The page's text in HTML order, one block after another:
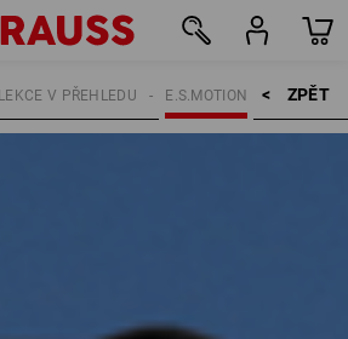
ZPĚT    >
E.S.MOTION
V PŘEHLEDU